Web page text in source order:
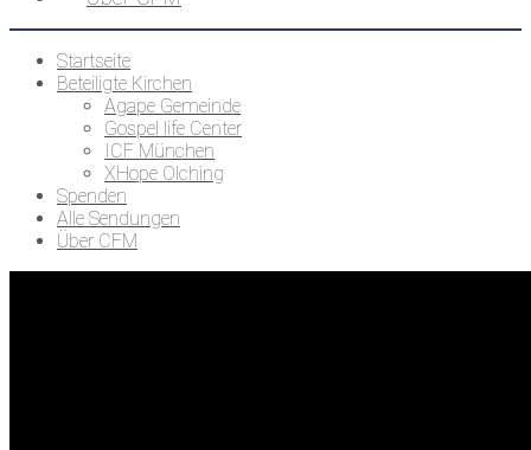
Startseite
Beteiligte Kirchen
Agape Gemeinde
Gospel life Center
ICF München
XHope Olching
Spenden
Alle Sendungen
Über CFM